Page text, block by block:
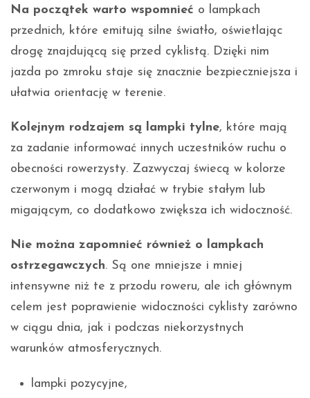
Na początek warto wspomnieć o lampkach
przednich, które emitują silne światło, oświetlając
drogę znajdującą się przed cyklistą. Dzięki nim
jazda po zmroku staje się znacznie bezpieczniejsza i
ułatwia orientację w terenie.
Kolejnym rodzajem są lampki tylne, które mają
za zadanie informować innych uczestników ruchu o
obecności rowerzysty. Zazwyczaj świecą w kolorze
czerwonym i mogą działać w trybie stałym lub
migającym, co dodatkowo zwiększa ich widoczność.
Nie można zapomnieć również o lampkach
ostrzegawczych. Są one mniejsze i mniej
intensywne niż te z przodu roweru, ale ich głównym
celem jest poprawienie widoczności cyklisty zarówno
w ciągu dnia, jak i podczas niekorzystnych
warunków atmosferycznych.
lampki pozycyjne,